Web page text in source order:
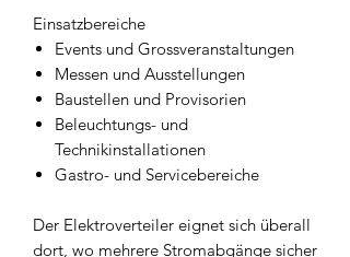
Einsatzbereiche
Events und Grossveranstaltungen
Messen und Ausstellungen
Baustellen und Provisorien
Beleuchtungs- und
Technikinstallationen
Gastro- und Servicebereiche
Der Elektroverteiler eignet sich überall
dort, wo mehrere Stromabgänge sicher